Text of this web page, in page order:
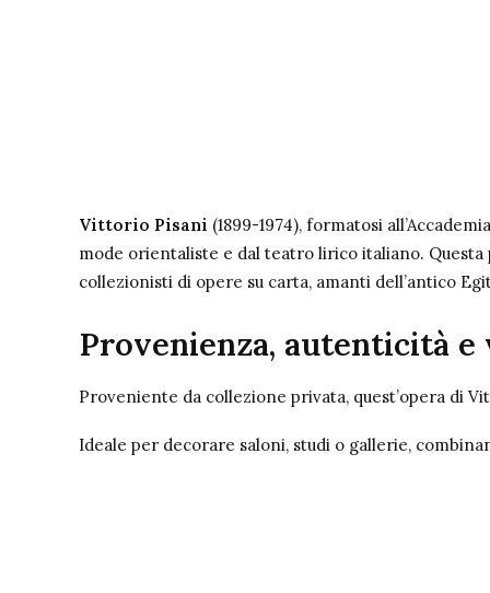
Vittorio Pisani (1899-1974), formatosi
mode orientaliste e dal teatro lirico italiano. Questa
collezionisti di opere su carta, amanti dell’antico
Provenienza, autenticità
Proveniente da collezione privata, quest’opera di
Ideale per decorare saloni, studi o gallerie,